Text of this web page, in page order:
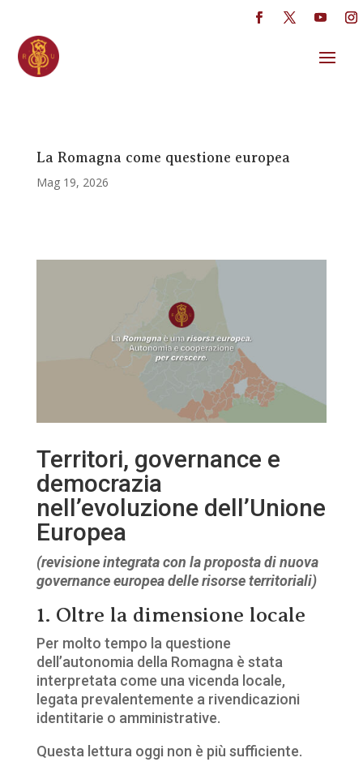
La Romagna come questione europea
Mag 19, 2026
Territori, governance e
democrazia
nell’evoluzione dell’Unione
Europea
(revisione integrata con la proposta di nuova
governance europea delle risorse territoriali)
1. Oltre la dimensione locale
Per molto tempo la questione
dell’autonomia della Romagna è stata
interpretata come una vicenda locale,
legata prevalentemente a rivendicazioni
identitarie o amministrative.
Questa lettura oggi non è più sufficiente.